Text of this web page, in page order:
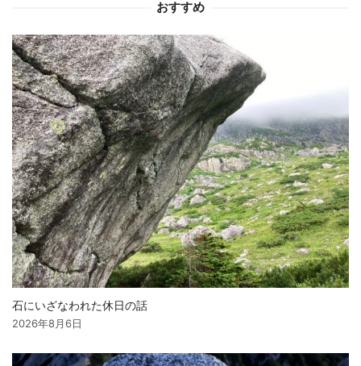
おすすめ
石にいざなわれた休日の話
2026年8月6日